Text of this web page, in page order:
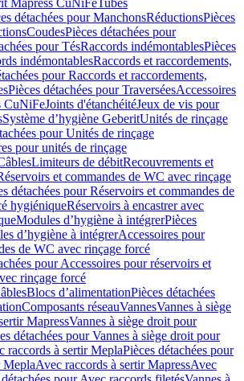
Mapress CuNiFeTubes
détachées pour ManchonsRéductionsPièces
CoudesPièces détachées pour
pour TésRaccords indémontablesPièces
indémontablesRaccords et raccordements,
pour Raccords et raccordements,
Pièces détachées pour TraverséesAccessoires
CuNiFeJoints d'étanchéitéJeux de vis pour
Système d’hygiène GeberitUnités de rinçage
pour Unités de rinçage
pour unités de rinçage
Limiteurs de débitRecouvrements et
et commandes de WC avec rinçage
détachées pour Réservoirs et commandes de
hygiéniqueRéservoirs à encastrer avec
Modules d’hygiène à intégrerPièces
d’hygiène à intégrerAccessoires pour
de WC avec rinçage forcé
pour Accessoires pour réservoirs et
rinçage forcé
Blocs d’alimentationPièces détachées
Composants réseauVannesVannes à siège
MapressVannes à siège droit pour
détachées pour Vannes à siège droit pour
raccords à sertir MeplaPièces détachées pour
MeplaAvec raccords à sertir MapressAvec